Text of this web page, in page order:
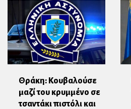
Θράκη: Κουβαλούσε
μαζί του κρυμμένο σε
τσαντάκι πιστόλι και